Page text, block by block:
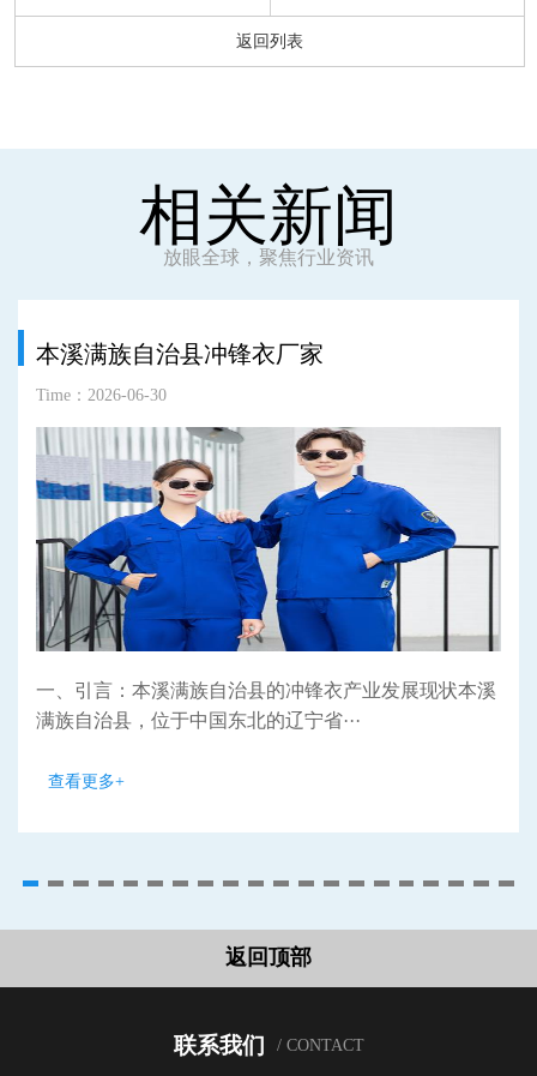
返回列表
相关新闻
放眼全球，聚焦行业资讯
本溪满族自治县冲锋衣厂家
Time：2026-06-30
一、引言：本溪满族自治县的冲锋衣产业发展现状本溪
满族自治县，位于中国东北的辽宁省···
查看更多+
返回顶部
联系我们 / CONTACT